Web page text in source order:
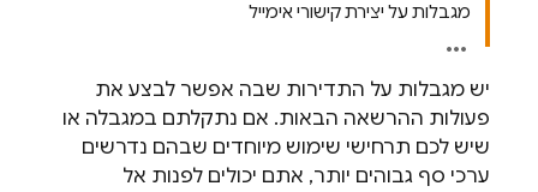
מגבלות על יצירת קישורי אימייל
יש מגבלות על התדירות שבה אפשר לבצע את
פעולות ההרשאה הבאות. אם נתקלתם במגבלה או
שיש לכם תרחישי שימוש מיוחדים שבהם נדרשים
ערכי סף גבוהים יותר, אתם יכולים לפנות אל